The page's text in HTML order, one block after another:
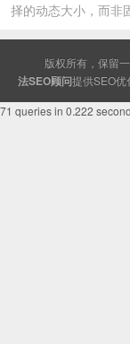
择的动态大小，而非
版权所有，保留一
法SEO顾问提供SEO优
71 queries in 0.222